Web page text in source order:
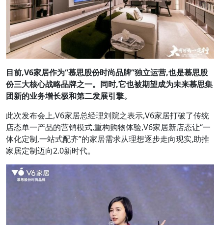
目前,V6家居作为“慕思股份时尚品牌”独立运营,也是慕思股
份三大核心战略品牌之一。 同时,它也被期望成为未来慕思集
团新的业务增长极和第二发展引擎。
此次发布会上,V6家居总经理刘院之表示,V6家居打破了传统
店态单一产品的营销模式,重构购物体验,V6家居新店态让“一
体化定制,一站式配齐”的家居需求从理想逐步走向现实,助推
家居定制迈向2.0新时代。